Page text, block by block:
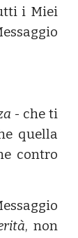
i Miei
- che ti
quella
contro
, non